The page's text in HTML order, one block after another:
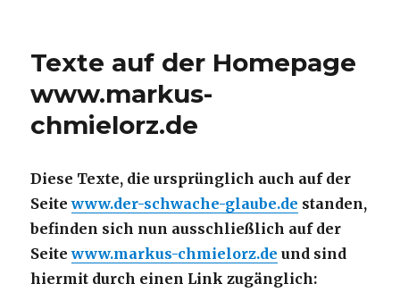
Texte auf der Homepage
www.markus-
chmielorz.de
Diese Texte, die ursprünglich auch auf der
Seitewww.der-schwache-glaube.de standen,
befinden sich nun ausschließlich auf der
Seitewww.markus-chmielorz.de und sind
hiermit durch einen Link zugänglich: